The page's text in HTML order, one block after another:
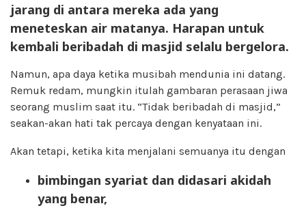
jarang di antara mereka ada yang
meneteskan air matanya. Harapan untuk
kembali beribadah di masjid selalu bergelora.
Namun, apa daya ketika musibah mendunia ini datang.
Remuk redam, mungkin itulah gambaran perasaan jiwa
seorang muslim saat itu. “Tidak beribadah di masjid,”
seakan-akan hati tak percaya dengan kenyataan ini.
Akan tetapi, ketika kita menjalani semuanya itu dengan
bimbingan syariat dan didasari akidah
yang benar,